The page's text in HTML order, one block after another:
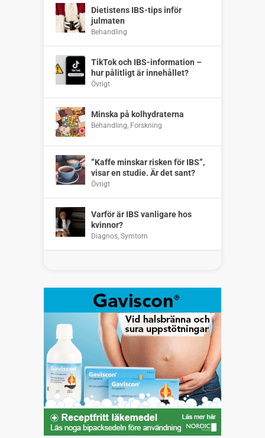
Dietistens IBS-tips inför
julmaten
Behandling
TikTok och IBS-information –
hur pålitligt är innehållet?
Övrigt
Minska på kolhydraterna
Behandling Forskning
”Kaffe minskar risken för IBS”,
visar en studie. Är det sant?
Övrigt
Varför är IBS vanligare hos
kvinnor?
Diagnos, Symtom